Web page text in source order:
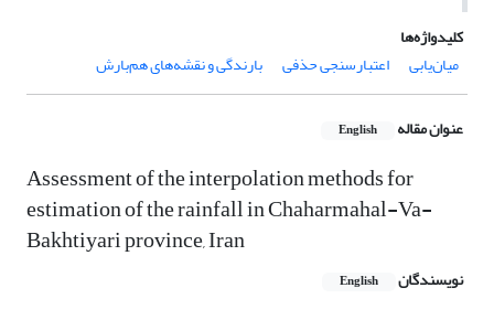
کلیدواژه‌ها
میان‌یابی
اعتبارسنجی حذفی بارندگی و نقشه‌های هم‌بارش
عنوان مقاله English
Assessment of the interpolation methods for
estimation of the rainfall in Chaharmahal-Va-
Bakhtiyari province, Iran
نویسندگان English